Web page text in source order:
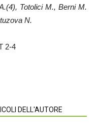
Totolici M., Berni M.
N.
2-4
DELL'AUTORE